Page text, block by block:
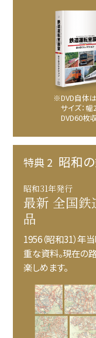
※DVD自体
サイズ：
DVD60枚
特典 2 昭和
昭和31年発行
最新 全国
品
1956（昭和31）年
重な資料。現在の
楽しめます。